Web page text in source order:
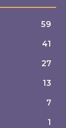
59
41
27
13
7
1